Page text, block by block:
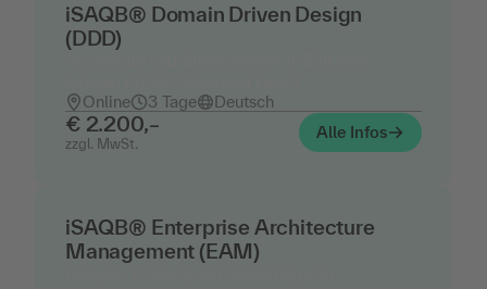
iSAQB® Domain Driven Design
(DDD)
Online
3 Tage Deutsch
€ 2.200,–
zzgl. MwSt.
Alle Infos
iSAQB® Enterprise Architecture
Management (EAM)